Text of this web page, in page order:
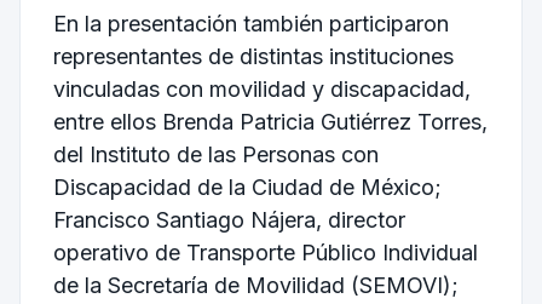
En la presentación también participaron
representantes de distintas instituciones
vinculadas con movilidad y discapacidad,
entre ellos Brenda Patricia Gutiérrez Torres,
del Instituto de las Personas con
Discapacidad de la Ciudad de México;
Francisco Santiago Nájera, director
operativo de Transporte Público Individual
de la Secretaría de Movilidad (SEMOVI);